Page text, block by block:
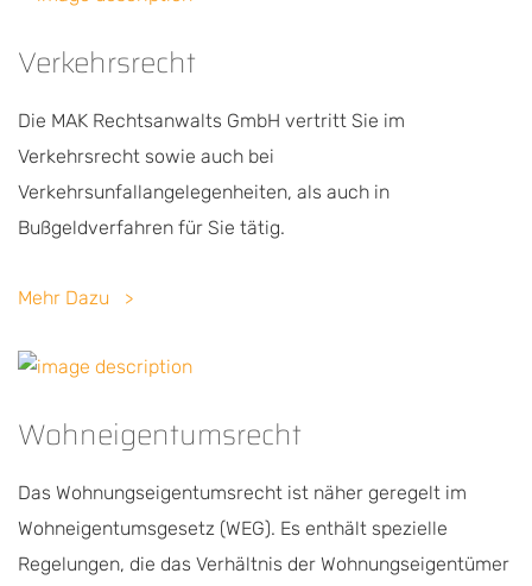
Verkehrsrecht
Die MAK Rechtsanwalts GmbH vertritt Sie im
Verkehrsrecht sowie auch bei
Verkehrsunfallangelegenheiten, als auch in
Bußgeldverfahren für Sie tätig.
Mehr Dazu
Wohneigentumsrecht
Das Wohnungseigentumsrecht ist näher geregelt im
Wohneigentumsgesetz (WEG). Es enthält spezielle
Regelungen, die das Verhältnis der Wohnungseigentümer